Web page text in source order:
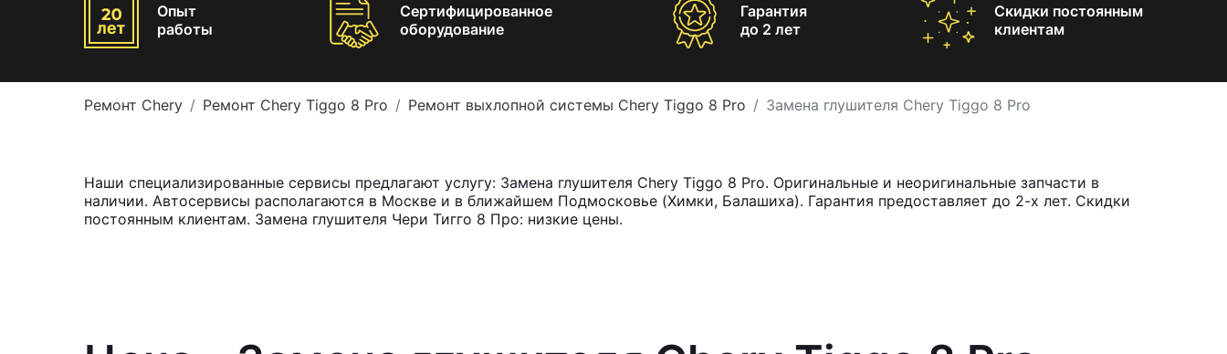
Опыт
работы
Сертифицированное
оборудование
Гарантия
до 2 лет
Скидки постоянным
клиентам
Ремонт Chery Ремонт Chery Tiggo 8 Pro Ремонт выхлопной системы Chery Tiggo 8 Pro Замена глушителя Chery Tiggo 8 Pro
Наши специализированные сервисы предлагают услугу: Замена глушителя Chery Tiggo 8 Pro. Оригинальные и неоригинальные запчасти в
наличии. Автосервисы располагаются в Москве и в ближайшем Подмосковье (Химки, Балашиха). Гарантия предоставляет до 2-х лет. Скидки
постоянным клиентам. Замена глушителя Чери Тигго 8 Про: низкие цены.